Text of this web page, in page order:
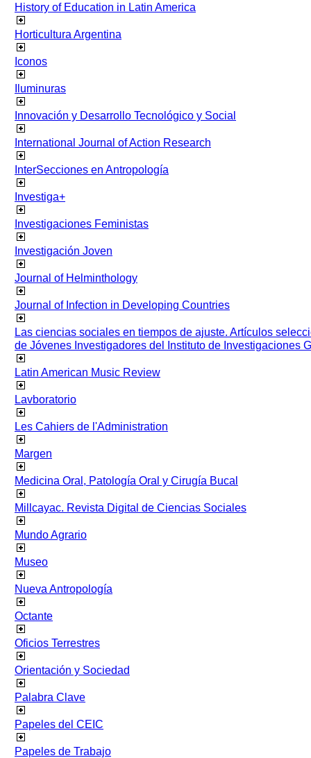
History of Education in Latin America
Horticultura Argentina
Iconos
Iluminuras
Innovación y Desarrollo Tecnológico y Social
International Journal of Action Research
InterSecciones en Antropología
Investiga+
Investigaciones Feministas
Investigación Joven
Journal of Helminthology
Journal of Infection in Developing Countries
Las ciencias sociales en tiempos de ajuste. Artículos
de Jóvenes Investigadores del Instituto de Investigaciones
Latin American Music Review
Lavboratorio
Les Cahiers de l'Administration
Margen
Medicina Oral, Patología Oral y Cirugía Bucal
Millcayac. Revista Digital de Ciencias Sociales
Mundo Agrario
Museo
Nueva Antropología
Octante
Oficios Terrestres
Orientación y Sociedad
Palabra Clave
Papeles del CEIC
Papeles de Trabajo